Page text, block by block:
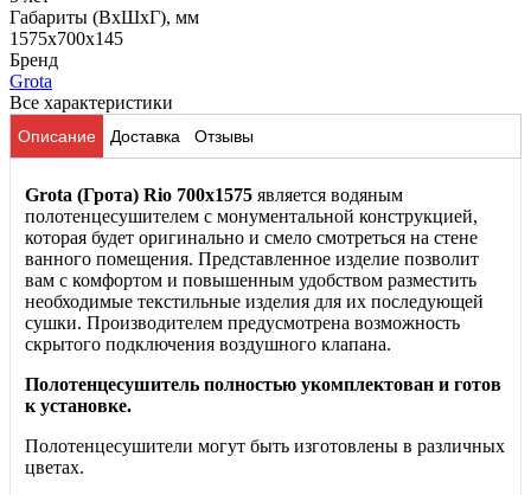
Габариты (ВхШхГ), мм
1575x700x145
Бренд
Grota
Все характеристики
Описание Доставка Отзывы
Grota (Грота) Rio 700x1575 является водяным
полотенцесушителем с монументальной конструкцией,
которая будет оригинально и смело смотреться на стене
ванного помещения. Представленное изделие позволит
вам с комфортом и повышенным удобством разместить
необходимые текстильные изделия для их последующей
сушки. Производителем предусмотрена возможность
скрытого подключения воздушного клапана.
Полотенцесушитель полностью укомплектован и готов
к установке.
Полотенцесушители могут быть изготовлены в различных
цветах.